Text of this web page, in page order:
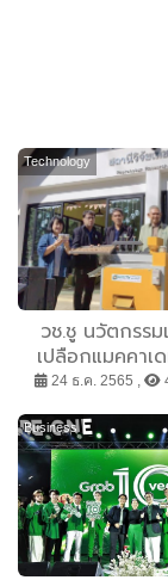
Technology
วช.ชู นวัตกรรม
เปลือกแมคคาเ
เศรษฐกิจสู่การแ
ตลาดโล
24 ธ.ค. 2565 ,
Business